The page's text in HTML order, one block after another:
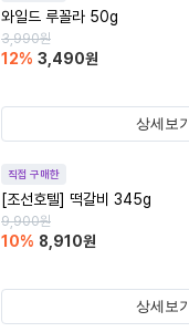
와일드 루꼴라 50g
3,990원
12% 3,490원
상세보
직접 구매한
[조선호텔] 떡갈비 345g
9,900원
10% 8,910원
상세보